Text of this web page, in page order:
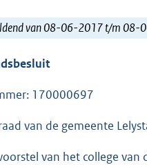
van 08-06-2017 t/m 08-
170000697
van de gemeente
van het college